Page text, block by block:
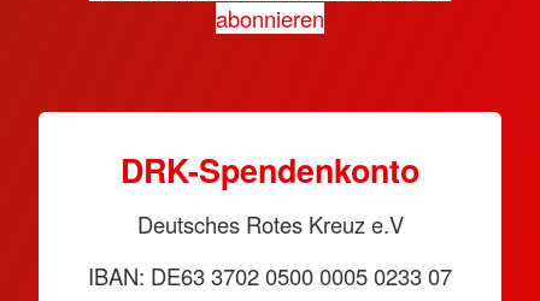
abonnieren
DRK-Spendenkonto
Deutsches Rotes Kreuz e.V
IBAN: DE63 3702 0500 0005 0233 07